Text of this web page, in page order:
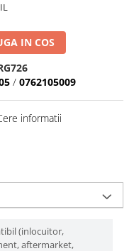
IN COS
/ 0762105009
informatii
(inlocuitor,
aftermarket,